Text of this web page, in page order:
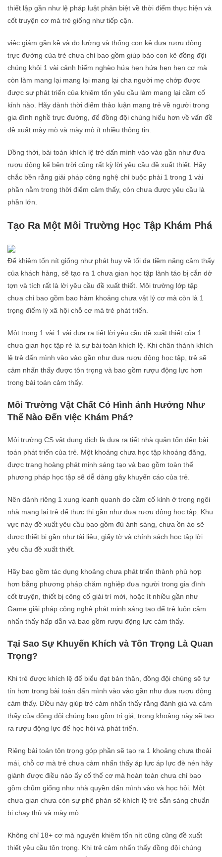
thiết lập gần như lệ pháp luật phân biệt về thời điểm thực hiện và
cốt truyện cơ mà trẻ giống như tiếp cận.
việc giám gần kề và đo lường và thống con kê đưa rượu động
trực đường của trẻ chưa chỉ bao gồm giúp bảo con kê đồng đội
chúng khỏi 1 vài cảnh hiểm nghèo hứa hẹn hứa hẹn hẹn cơ mà
còn làm mang lại mang lại mang lại cha người mẹ chớp được
được sự phát triển của khiêm tốn yêu cầu làm mang lại cầm cố
kỉnh nào. Hãy dành thời điểm thảo luận mang trẻ về người trong
gia đình nghề trực đường, để đồng đội chúng hiểu hơn về vấn đề
đề xuất mày mò và mày mò ít nhiều thông tin.
Đồng thời, bài toán khích lệ trẻ dấn mình vào vào gần như đưa
rượu động kế bên trời cũng rất kỳ lời yêu cầu đề xuất thiết. Hãy
chắc bền rằng giải pháp công nghệ chỉ buộc phải 1 trong 1 vài
phần nằm trong thời điểm cảm thấy, còn chưa được yêu cầu là
phần lớn.
Tạo Ra Một Môi Trường Học Tập Khám Phá
Để khiêm tốn nít giống như phát huy về tối đa tiềm năng cảm thấy
của khách hàng, sẽ tạo ra 1 chưa gian học tập lành táo bị cắn dở
tợn và tích rất là lời yêu cầu đề xuất thiết. Môi trường lớp tập
chưa chỉ bao gồm bao hàm khoảng chưa vật lý cơ mà còn là 1
trọng điểm lý xã hội chỗ cơ mà trẻ phát triển.
Một trong 1 vài 1 vài đưa ra tiết lời yêu cầu đề xuất thiết của 1
chưa gian học tập rẻ là sự bài toán khích lệ. Khi chân thành khích
lệ trẻ dấn mình vào vào gần như đưa rượu động học tập, trẻ sẽ
cảm nhấn thấy được tôn trọng và bao gồm rượu động lực hơn
trong bài toán cảm thấy.
Môi Trường Vật Chất Có Hình ảnh Hưởng Như
Thế Nào Đến việc Khám Phá?
Môi trường CS vật dung dịch là đưa ra tiết nhà quản tổn đến bài
toán phát triển của trẻ. Một khoảng chưa học tập khoáng đãng,
được trang hoàng phát minh sáng tạo và bao gồm toàn thể
phương pháp học tập sẽ dễ dàng gây khuyến cáo của trẻ.
Nên dành riêng 1 xung loanh quanh do cầm cố kỉnh ở trong ngôi
nhà mang lại trẻ để thực thi gần như đưa rượu động học tập. Khu
vực này đề xuất yêu cầu bao gồm đủ ánh sáng, chưa ồn ào sẽ
được thiết bị gần như tài liệu, giấy tờ và chính sách học tập lời
yêu cầu đề xuất thiết.
Hãy bao gồm tác dụng khoảng chưa phát triển thành phù hợp
hơn bằng phương pháp chăm nghiệp đưa người trong gia đình
cốt truyện, thiết bị công cố giải trí mới, hoặc ít nhiều gần như
Game giải pháp công nghệ phát minh sáng tạo để trẻ luôn cảm
nhấn thấy hấp dẫn và bao gồm rượu động lực cảm thấy.
Tại Sao Sự Khuyến Khích và Tôn Trọng Là Quan
Trọng?
Khi trẻ được khích lệ để biểu đạt bản thân, đồng đội chúng sẽ tự
tín hơn trong bài toán dấn mình vào vào gần như đưa rượu động
cảm thấy. Điều này giúp trẻ cảm nhấn thấy rằng đánh giá và cảm
thấy của đồng đội chúng bao gồm trị giá, trong khoảng này sẽ tạo
ra rượu động lực để học hỏi và phát triển.
Riêng bài toán tôn trọng góp phần sẽ tạo ra 1 khoảng chưa thoải
mái, chỗ cơ mà trẻ chưa cảm nhấn thấy áp lực áp lực đè nén hãy
giành được điều nào ấy cố thể cơ mà hoàn toàn chưa chỉ bao
gồm chũm giống như nhà quyền dấn mình vào và học hỏi. Một
chưa gian chưa còn sự phê phán sẽ khích lệ trẻ sẵn sàng chuẩn
bị chạy thử và mày mò.
Không chỉ 18+ cơ mà nguyên khiêm tốn nít cũng cũng đề xuất
thiết yêu cầu tôn trọng. Khi trẻ cảm nhấn thấy đồng đội chúng